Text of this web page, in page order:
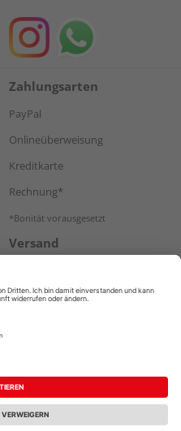
Zahlungsarten
PayPal
Onlineüberweisung
Kreditkarte
Rechnung*
*Bonität vorausgesetzt
Versand
Versandkosten
Widerruf
Datenschutz
Vertrag widerrufen